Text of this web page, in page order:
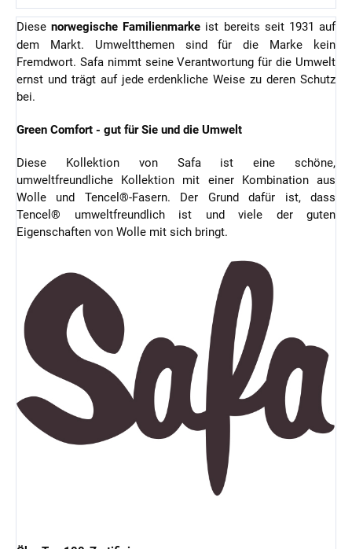
Diesenorwegische Familienmarke ist bereits seit 1931 auf
dem Markt. Umweltthemen sind für die Marke kein
Fremdwort. Safa nimmt seine Verantwortung für die Umwelt
ernst und trägt auf jede erdenkliche Weise zu deren Schutz
bei.
Green Comfort - gut für Sie und die Umwelt
Diese Kollektion von Safa ist eine schöne,
umweltfreundliche Kollektion mit einer Kombination aus
Wolle und Tencel®-Fasern. Der Grund dafür ist, dass
Tencel® umweltfreundlich ist und viele der guten
Eigenschaften von Wolle mit sich bringt.